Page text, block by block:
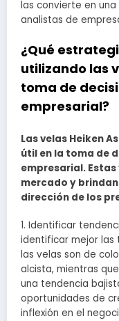
las convierte en
analistas de
¿Qué
utilizando las
toma de
empresarial?
Las velas Heiken
útil en la toma de
empresarial.
mercado y
dirección de los
1. Identificar
identificar mejor las
las velas son de
alcista, mientras
una tendencia
oportunidades de
inflexión en el